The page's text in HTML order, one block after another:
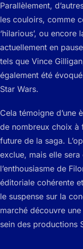
Parallèlement,
les couloirs, comme
‘hilarious’, ou
actuellement en
tels que Vince
également été
Star Wars.
Cela témoigne d’une
de nombreux choix
future de la saga.
exclue, mais elle
l’enthousiasme de
éditoriale cohérente
le suspense sur la
marché découvre
sein des productions